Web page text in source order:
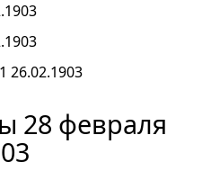
26.02.1903
28 февраля